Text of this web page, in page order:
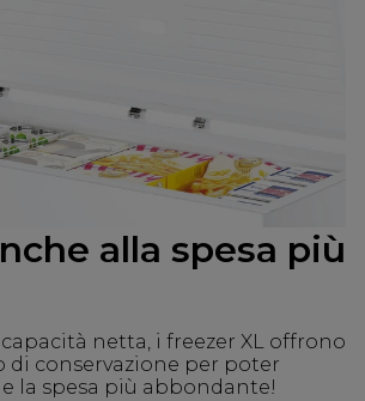
alla spesa più
netta, i freezer XL offrono
di conservazione per poter
la spesa più abbondante!